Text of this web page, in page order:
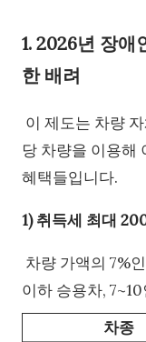
1. 2026년 장애
한 배려
이 제도는 차량
당 차량을 이용해
혜택들입니다.
1) 취득세 최대
차량 가액의 7%
이하 승용차,
차종